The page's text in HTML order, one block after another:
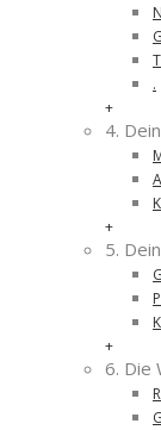
.
+
4.
+
5.
+
6. Die